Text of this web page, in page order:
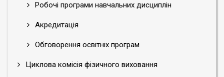
Робочі програми навчальних дисциплін
Акредитація
Обговорення освітніх програм
Циклова комісія фізичного виховання